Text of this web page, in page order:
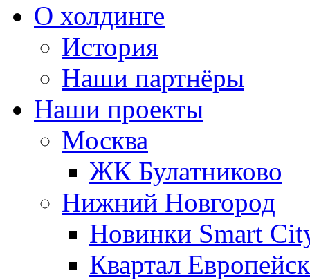
О холдинге
История
Наши партнёры
Наши проекты
Москва
ЖК Булатниково
Нижний Новгород
Новинки Smart
Квартал